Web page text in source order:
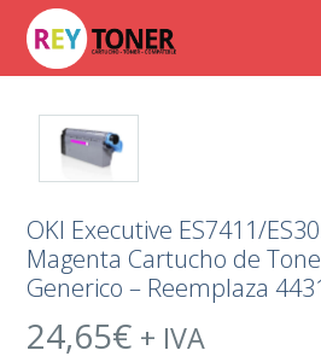
OKI Executive ES7411/
Magenta Cartucho de
Generico – Reemplaza
24,65€ + IVA